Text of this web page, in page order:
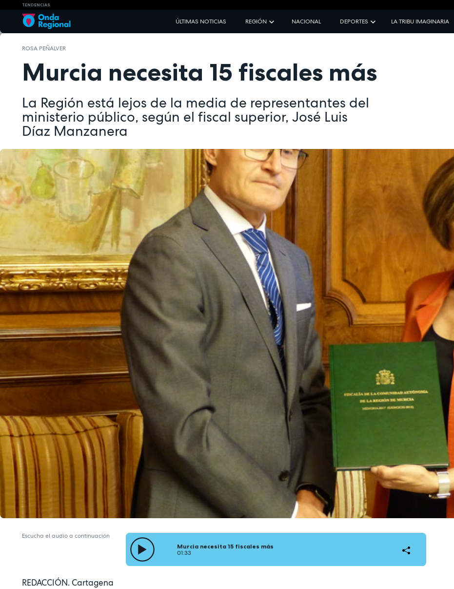
TENDENCIAS
ÚLTIMAS NOTICIAS REGIÓN NACIONAL DEPORTES LA TRIBU IMAGINARIA
ROSA PEÑALVER
Murcia necesita 15 fiscales más
La Región está lejos de la media de representantes del
ministerio público, según el fiscal superior, José Luis
Díaz Manzanera
Escucha el audio a continuación
Murcia necesita 15 fiscales más
01:33
REDACCIÓN. Cartagena